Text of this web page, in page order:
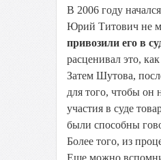
В 2006 году
Юрий Титович не
привозили его в
расценивал это,
Затем Шутова,
для того, чтобы он
участия в суде
были способны
Более того, из
Еще можно